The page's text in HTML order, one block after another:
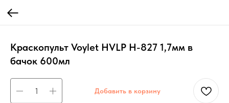
Краскопульт Voylet HVLP H-827 1,7мм в
бачок 600мл
Добавить в корзину